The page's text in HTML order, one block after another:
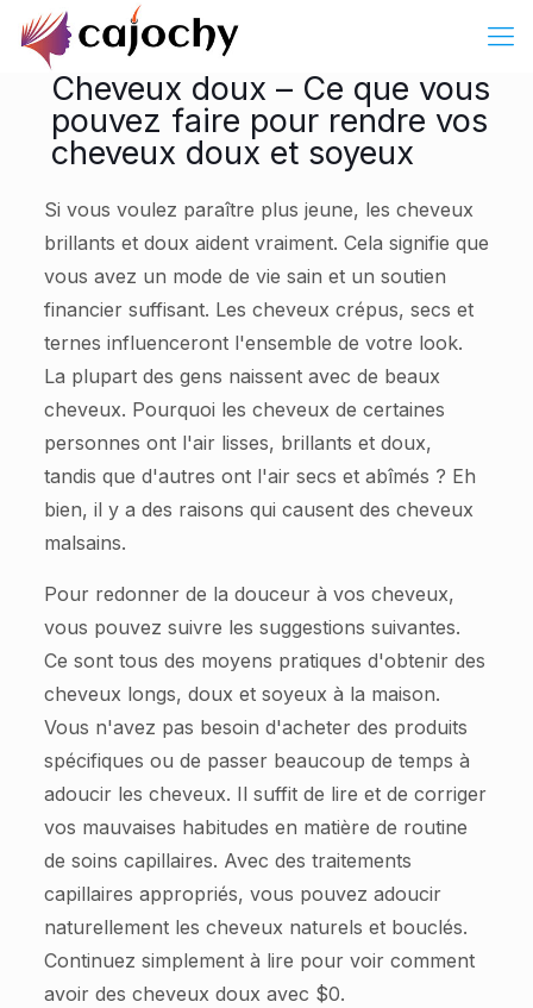
Cheveux doux – Ce que vous
pouvez faire pour rendre vos
cheveux doux et soyeux
Si vous voulez paraître plus jeune, les cheveux
brillants et doux aident vraiment. Cela signifie que
vous avez un mode de vie sain et un soutien
financier suffisant. Les cheveux crépus, secs et
ternes influenceront l'ensemble de votre look.
La plupart des gens naissent avec de beaux
cheveux. Pourquoi les cheveux de certaines
personnes ont l'air lisses, brillants et doux,
tandis que d'autres ont l'air secs et abîmés ? Eh
bien, il y a des raisons qui causent des cheveux
malsains.
Pour redonner de la douceur à vos cheveux,
vous pouvez suivre les suggestions suivantes.
Ce sont tous des moyens pratiques d'obtenir des
cheveux longs, doux et soyeux à la maison.
Vous n'avez pas besoin d'acheter des produits
spécifiques ou de passer beaucoup de temps à
adoucir les cheveux. Il suffit de lire et de corriger
vos mauvaises habitudes en matière de routine
de soins capillaires. Avec des traitements
capillaires appropriés, vous pouvez adoucir
naturellement les cheveux naturels et bouclés.
Continuez simplement à lire pour voir comment
avoir des cheveux doux avec $0.